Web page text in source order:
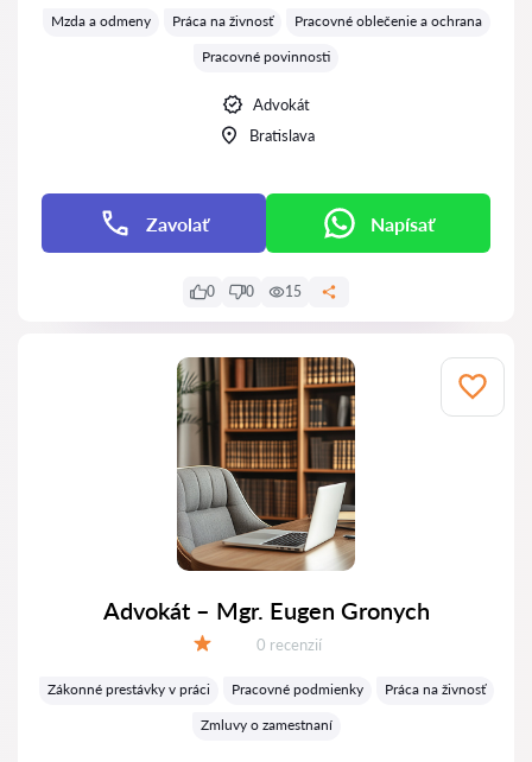
Mzda a odmeny Práca na živnosť
Pracovné oblečenie a ochrana
Pracovné povinnosti
Advokát
Bratislava
Zavolať Napísať
0 0 15
Advokát – Mgr. Eugen Gronych
Recenzií:
0 recenzií
Zákonné prestávky v práci Pracovné podmienky
Práca na živnosť
Zmluvy o zamestnaní